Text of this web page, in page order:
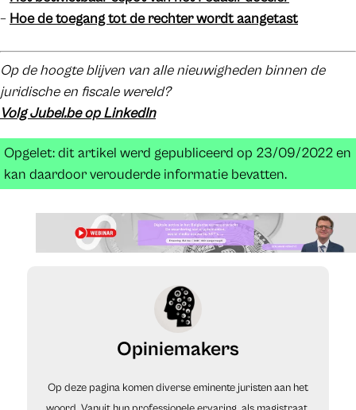
– Hoe de toegang tot de rechter wordt aangetast
Op de hoogte blijven van alle nieuwigheden binnen de
juridische en fiscale wereld?
Volg Jubel.be op LinkedIn
Opgelet: dit artikel werd gepubliceerd op 23/09/2022 en
kan daardoor verouderde informatie bevatten.
Opiniemakers
Op deze pagina komen diverse eminente juristen aan het